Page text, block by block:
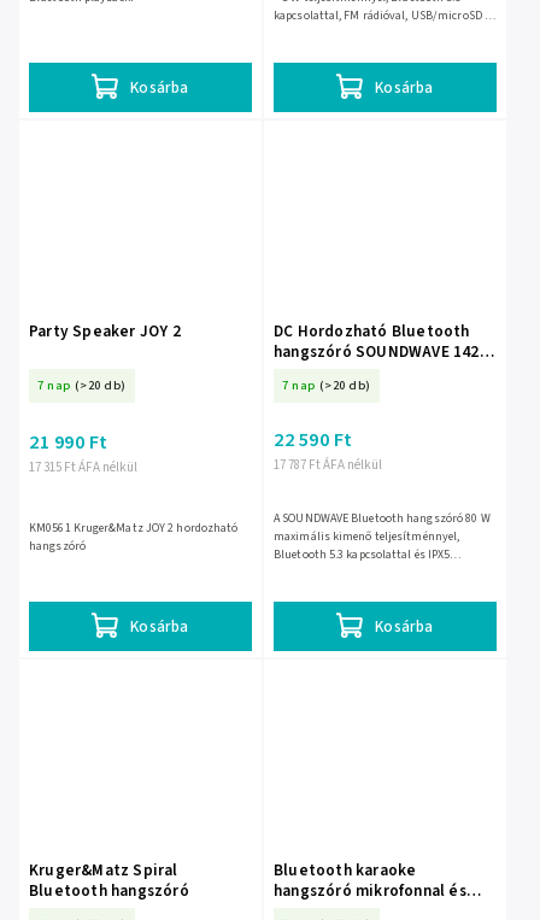
Kosárba Kosárba
kapcsolattal, FM rádióval, USB/microSD és
Party Speaker JOY 2
7 nap (>20 db)
17 315 Ft ÁFA nélkül
21 990 Ft
Kosárba
KM0561 Kruger&Matz JOY 2 hordozható
hangszóró
DC Hordozható Bluetooth
hangszóró SOUNDWAVE 142 ×
7 nap (>20 db)
17 787 Ft ÁFA nélkül
22 590 Ft
Kosárba
A SOUNDWAVE Bluetooth hangszóró 80 W
maximális kimenő teljesítménnyel,
Bluetooth 5.3 kapcsolattal és IPX5
Kruger&Matz Spiral
Bluetooth hangszóró
Bluetooth karaoke
hangszóró mikrofonnal és